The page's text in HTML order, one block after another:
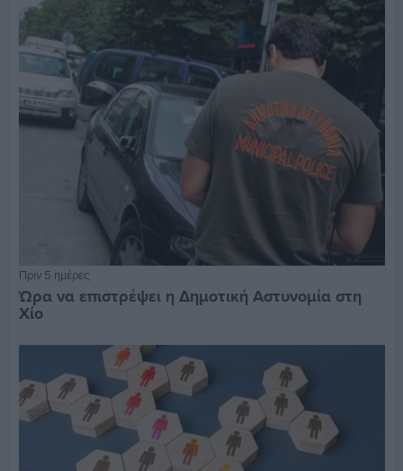
Πριν 5 ημέρες
Ώρα να επιστρέψει η Δημοτική Αστυνομία στη
Χίο